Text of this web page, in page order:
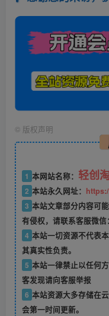
© 版权声明
1 本网站名称： 轻创
2 本站永久网址：
3 本站文章部分内容可
有侵权，请联系客服微信
4 本站一切资源不代表
其真实性负责。
5 本站一律禁止以任何
客发现请向客服举报
6 本站资源大多存储在
会第一时间更新。